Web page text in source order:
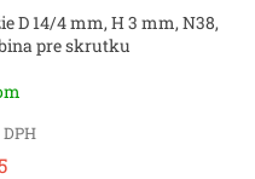
D 14/4 mm, H 3 mm, N38,
pre skrutku